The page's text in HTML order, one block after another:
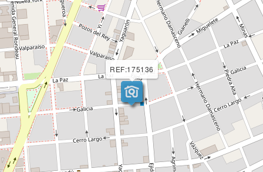
REF:175136